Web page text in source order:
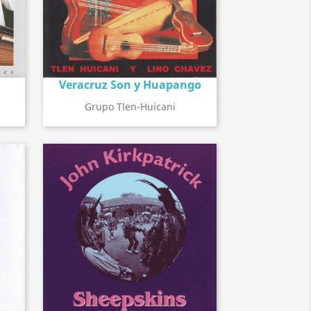
Veracruz Son y Huapango
Grupo Tlen-Huicani
searchDétail de l'album